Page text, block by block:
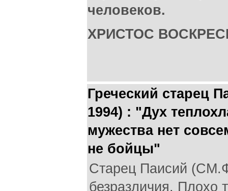
человеков.
ХРИСТОС
Греческий старец
1994) : "Дух
мужества нет
не бойцы"
Старец Паисий
безразличия. Плохо